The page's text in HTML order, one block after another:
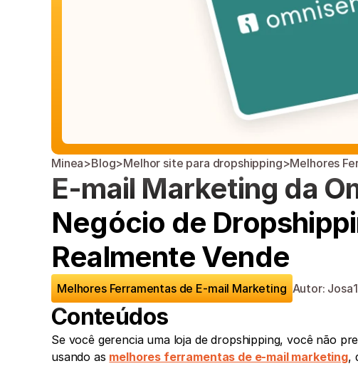
Minea>Blog>Melhor site para dropshipping>Melhores
E-mail Marketing da
Negócio de
Realmente Vende
Melhores Ferramentas de E-mail Marketing Autor: Josa
Conteúdos
Se você gerencia uma loja de dropshipping, você não
usando as melhores ferramentas de e-mail marketing,